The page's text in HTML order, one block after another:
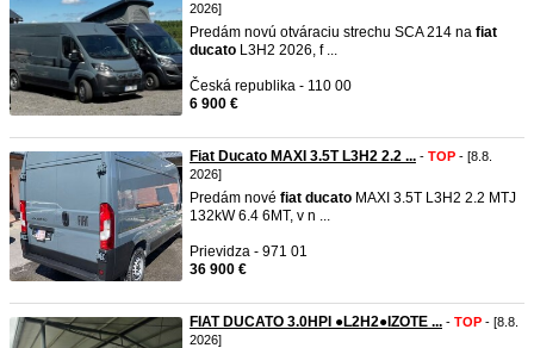
2026]
Predám novú otváraciu strechu SCA 214 na fiat
ducato L3H2 2026, f ...
Česká republika - 110 00
6 900 €
Fiat Ducato MAXI 3.5T L3H2 2.2 ... - TOP - [8.8.
2026]
Predám nové fiat ducato MAXI 3.5T L3H2 2.2 MTJ
132kW 6.4 6MT, v n ...
Prievidza - 971 01
36 900 €
FIAT DUCATO 3.0HPI ●L2H2●IZOTE ... - TOP - [8.8.
2026]